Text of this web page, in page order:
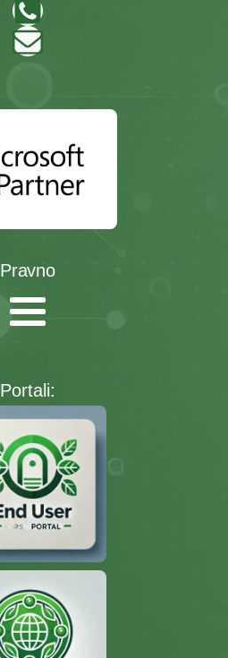
Pravno
Portali: